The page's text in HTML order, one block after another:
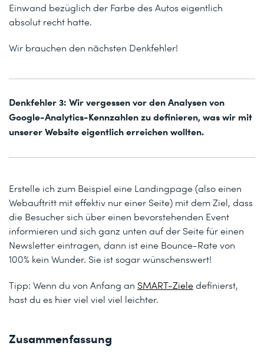
Einwand bezüglich der Farbe des Autos eigentlich
absolut recht hatte.
Wir brauchen den nächsten Denkfehler!
Denkfehler 3: Wir vergessen vor den Analysen von
Google-Analytics-Kennzahlen zu definieren, was wir mit
unserer Website eigentlich erreichen wollten.
Erstelle ich zum Beispiel eine Landingpage (also einen
Webauftritt mit effektiv nur einer Seite) mit dem Ziel, dass
die Besucher sich über einen bevorstehenden Event
informieren und sich ganz unten auf der Seite für einen
Newsletter eintragen, dann ist eine Bounce-Rate von
100% kein Wunder. Sie ist sogar wünschenswert!
Tipp: Wenn du von Anfang an SMART-Zieledefinierst,
hast du es hier viel viel viel leichter.
Zusammenfassung